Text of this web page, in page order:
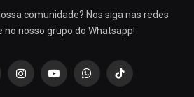
comunidade? Nos siga nas redes
no nosso grupo do Whatsapp!
InstagramYouTubeWhatsAppTikTok